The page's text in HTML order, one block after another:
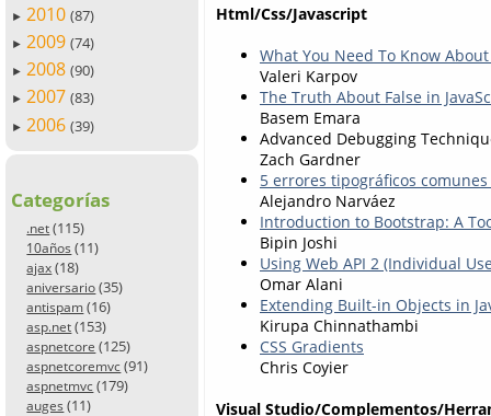
► 2010 (87)
► 2009 (74)
► 2008 (90)
► 2007 (83)
► 2006 (39)
Categorías
.net (115)
10años (11)
ajax (18)
aniversario (35)
antispam (16)
asp.net (153)
aspnetcore (125)
aspnetcoremvc (91)
aspnetmvc (179)
auges (11)
Html/Css/Javascript
What You Need To Know
Valeri Karpov
The Truth About False in
Basem Emara
Advanced Debugging
Zach Gardner
5 errores tipográficos
Alejandro Narváez
Introduction to Bootstrap: A
Bipin Joshi
Using Web API 2 (Individual
Omar Alani
Extending Built-in Objects in
Kirupa Chinnathambi
CSS Gradients
Chris Coyier
Visual Studio/Complementos/